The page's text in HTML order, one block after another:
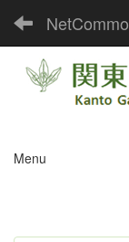
Menu